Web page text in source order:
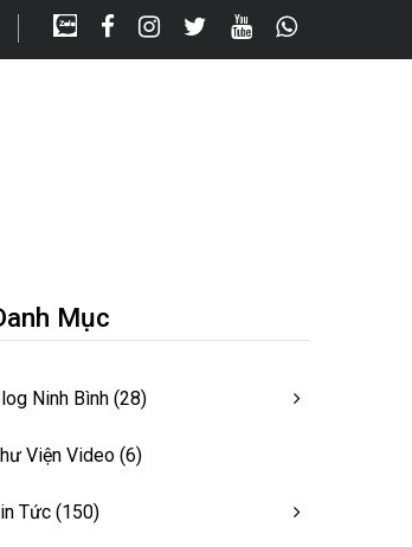
Mục
Ninh Bình (28)
Viện Video (6)
Tức (150)